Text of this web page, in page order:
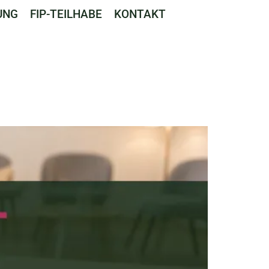
FIP-TEILHABE KONTAKT